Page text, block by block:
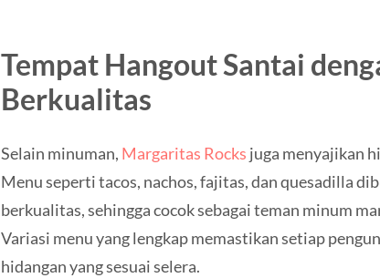
Tempat Hangout Santai
Berkualitas
Selain minuman, Margaritas Rocks juga menyajikan
Menu seperti tacos, nachos, fajitas, dan quesadilla
berkualitas, sehingga cocok sebagai teman minum
Variasi menu yang lengkap memastikan setiap
hidangan yang sesuai selera.